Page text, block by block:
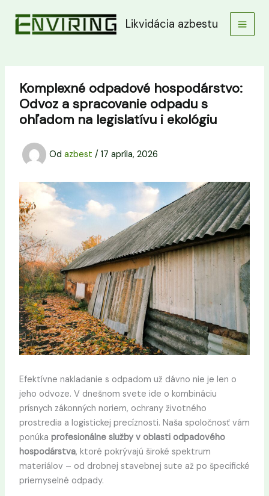
obsah
Likvidácia azbestu
Komplexné odpadové hospodárstvo:
Odvoz a spracovanie odpadu s
ohľadom na legislatívu i ekológiu
Od azbest / 17 apríla, 2026
Efektívne nakladanie s odpadom už dávno nie je len o
jeho odvoze. V dnešnom svete ide o kombináciu
prísnych zákonných noriem, ochrany životného
prostredia a logistickej precíznosti. Naša spoločnosť vám
ponúka profesionálne služby v oblasti odpadového
hospodárstva, ktoré pokrývajú široké spektrum
materiálov – od drobnej stavebnej sute až po špecifické
priemyselné odpady.